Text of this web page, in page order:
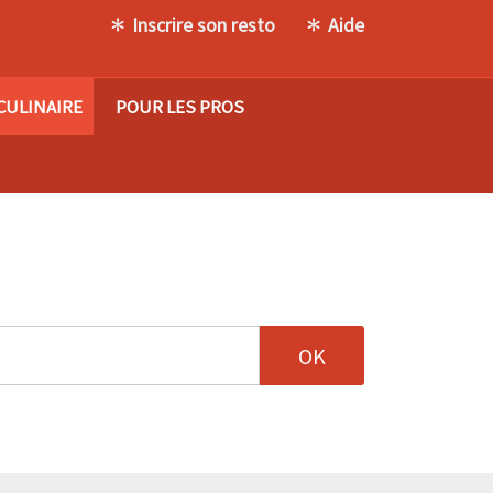
Inscrire son resto Aide
POUR LES PROS